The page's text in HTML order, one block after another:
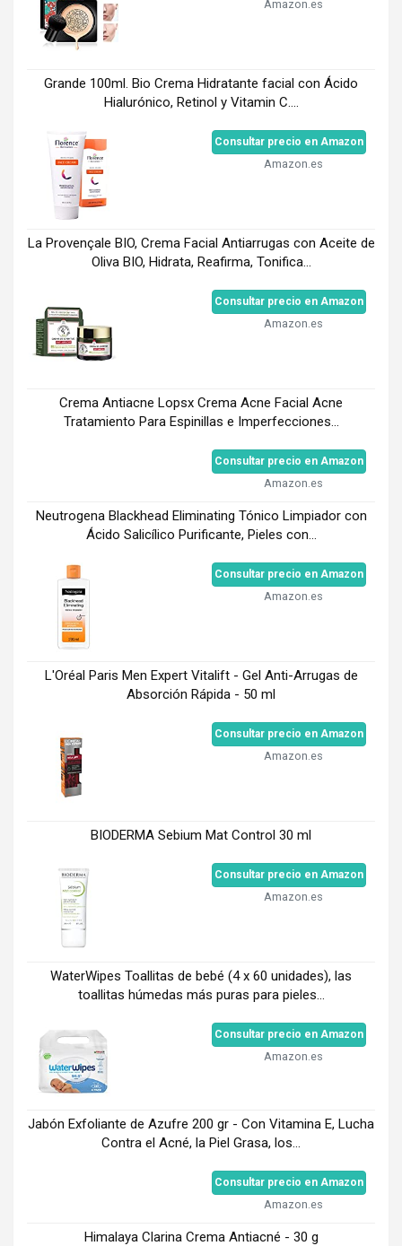
Amazon.es
Grande 100ml. Bio Crema Hidratante facial con Ácido
Hialurónico, Retinol y Vitamin C....
Consultar precio en Amazon
Amazon.es
La Provençale BIO, Crema Facial Antiarrugas con Aceite de
Oliva BIO, Hidrata, Reafirma, Tonifica...
Consultar precio en Amazon
Amazon.es
Crema Antiacne Lopsx Crema Acne Facial Acne
Tratamiento Para Espinillas e Imperfecciones...
Consultar precio en Amazon
Amazon.es
Neutrogena Blackhead Eliminating Tónico Limpiador con
Ácido Salicílico Purificante, Pieles con...
Consultar precio en Amazon
Amazon.es
L'Oréal Paris Men Expert Vitalift - Gel Anti-Arrugas de
Absorción Rápida - 50 ml
Consultar precio en Amazon
Amazon.es
BIODERMA Sebium Mat Control 30 ml
Consultar precio en Amazon
Amazon.es
WaterWipes Toallitas de bebé (4 x 60 unidades), las
toallitas húmedas más puras para pieles...
Consultar precio en Amazon
Amazon.es
Jabón Exfoliante de Azufre 200 gr - Con Vitamina E, Lucha
Contra el Acné, la Piel Grasa, los...
Consultar precio en Amazon
Amazon.es
Himalaya Clarina Crema Antiacné - 30 g